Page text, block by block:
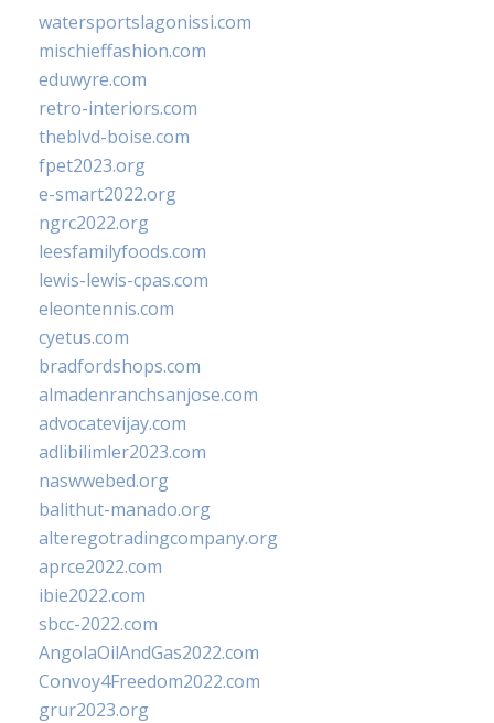
watersportslagonissi.com
mischieffashion.com
eduwyre.com
retro-interiors.com
theblvd-boise.com
fpet2023.org
e-smart2022.org
ngrc2022.org
leesfamilyfoods.com
lewis-lewis-cpas.com
eleontennis.com
cyetus.com
bradfordshops.com
almadenranchsanjose.com
advocatevijay.com
adlibilimler2023.com
naswwebed.org
balithut-manado.org
alteregotradingcompany.org
aprce2022.com
ibie2022.com
sbcc-2022.com
AngolaOilAndGas2022.com
Convoy4Freedom2022.com
grur2023.org